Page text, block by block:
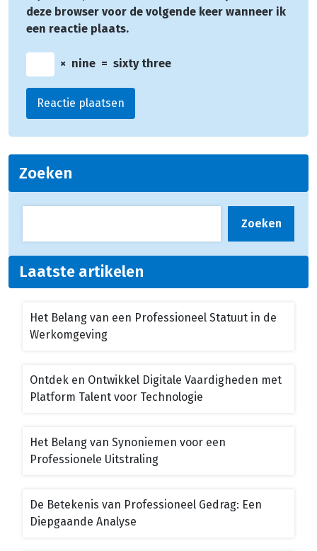
deze browser voor de volgende keer wanneer ik
een reactie plaats.
× nine = sixty three
Zoeken
Zoeken
Laatste artikelen
Het Belang van een Professioneel Statuut in de
Werkomgeving
Ontdek en Ontwikkel Digitale Vaardigheden met
Platform Talent voor Technologie
Het Belang van Synoniemen voor een
Professionele Uitstraling
De Betekenis van Professioneel Gedrag: Een
Diepgaande Analyse